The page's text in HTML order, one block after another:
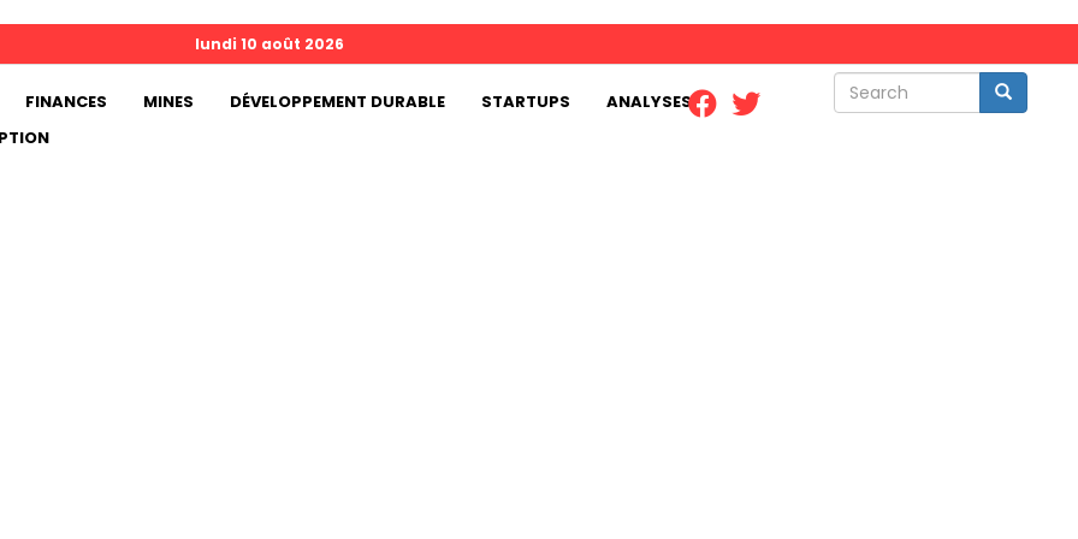
Search Search
lundi 10 août 2026
FINANCES MINES DÉVELOPPEMENT DURABLE STARTUPS
ANALYSES